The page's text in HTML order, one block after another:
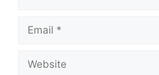
Email
Website